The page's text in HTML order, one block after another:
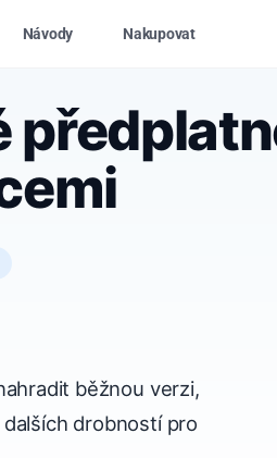
Návody Nakupovat
běžnou verzi,
drobností pro